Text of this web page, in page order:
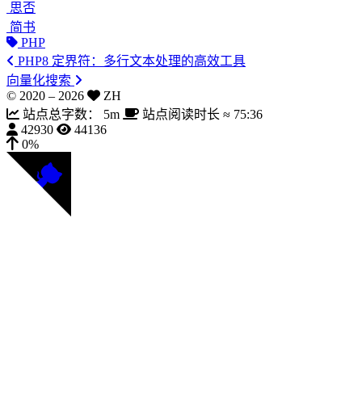
思否
简书
PHP
PHP8 定界符：多行文本处理的高效工具
向量化搜索
© 2020 – 2026
ZH
站点总字数：
5m 站点阅读时长 ≈ 75:36
42930
44136
0%